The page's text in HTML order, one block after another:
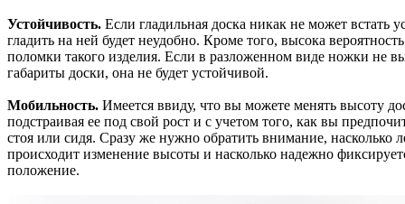
Устойчивость. Если гладильная доска никак не может встать
гладить на ней будет неудобно. Кроме того, высока
поломки такого изделия. Если в разложенном виде ножки не
габариты доски, она не будет устойчивой.
Мобильность. Имеется ввиду, что вы можете менять высоту
подстраивая ее под свой рост и с учетом того, как вы
стоя или сидя. Сразу же нужно обратить внимание, насколько
происходит изменение высоты и насколько надежно
положение.